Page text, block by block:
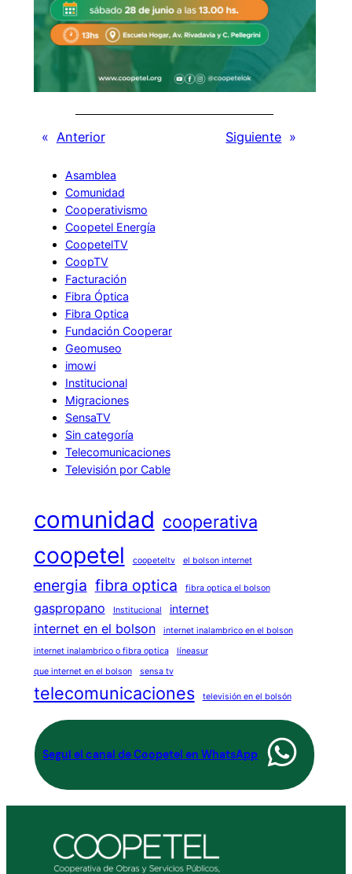
« Anterior Siguiente »
Asamblea
Comunidad
Cooperativismo
Coopetel Energía
CoopetelTV
CoopTV
Facturación
Fibra Óptica
Fibra Optica
Fundación Cooperar
Geomuseo
imowi
Institucional
Migraciones
SensaTV
Sin categoría
Telecomunicaciones
Televisión por Cable
comunidad cooperativa
coopetel coopeteltv el bolson internet
energia fibra optica fibra optica el bolson
gaspropano Institucional internet
internet en el bolson
internet inalambrico en el bolson
internet inalambrico o fibra optica
líneasur
que internet en el bolson
sensa tv
telecomunicaciones televisión en el bolsón
Seguí el canal de Coopetel en WhatsApp